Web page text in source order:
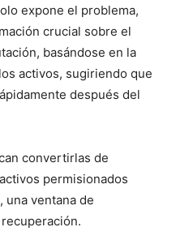
expone el problema,
crucial sobre el
basándose en la
activos, sugiriendo que
después del
convertirlas de
permisionados
una ventana de